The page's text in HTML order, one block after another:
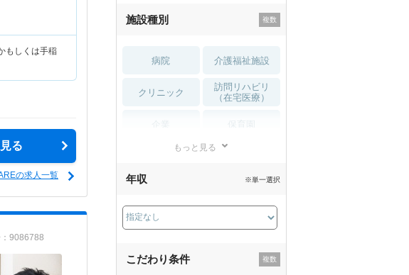
もしくは手稲
る
の求人一覧
9086788
施設種別
病院 介護福祉施設
クリニック
訪問リハビリ
（在宅医療）
薬局・
もっと見る
年収 ※単一選択
こだわり条件